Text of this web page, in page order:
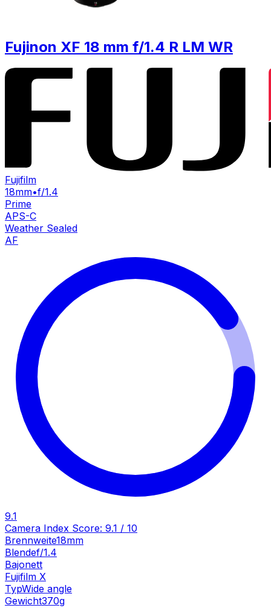
Fujinon XF 18 mm f/1.4 R LM WR
Fujifilm
18mm•f/1.4
Prime
APS-C
Weather Sealed
AF
9.1
Camera Index Score: 9.1 / 10
Brennweite18mm
Blendef/1.4
Bajonett
Fujifilm X
TypWide angle
Gewicht370g